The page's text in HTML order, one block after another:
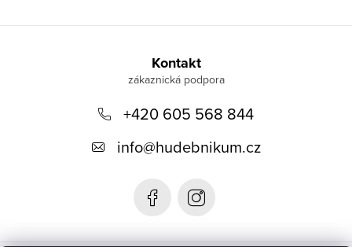
Kontakt
+420 605 568 844
info@hudebnikum.cz